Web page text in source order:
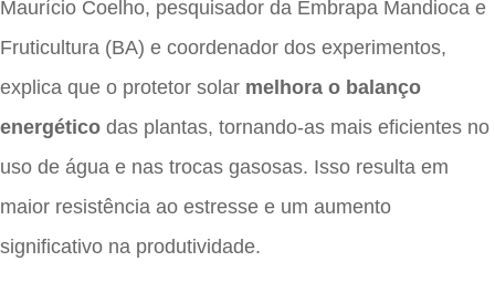
Maurício Coelho, pesquisador da Embrapa Mandioca e
Fruticultura (BA) e coordenador dos experimentos,
explica que o protetor solar melhora o balanço
energético das plantas, tornando-as mais eficientes no
uso de água e nas trocas gasosas. Isso resulta em
maior resistência ao estresse e um aumento
significativo na produtividade.